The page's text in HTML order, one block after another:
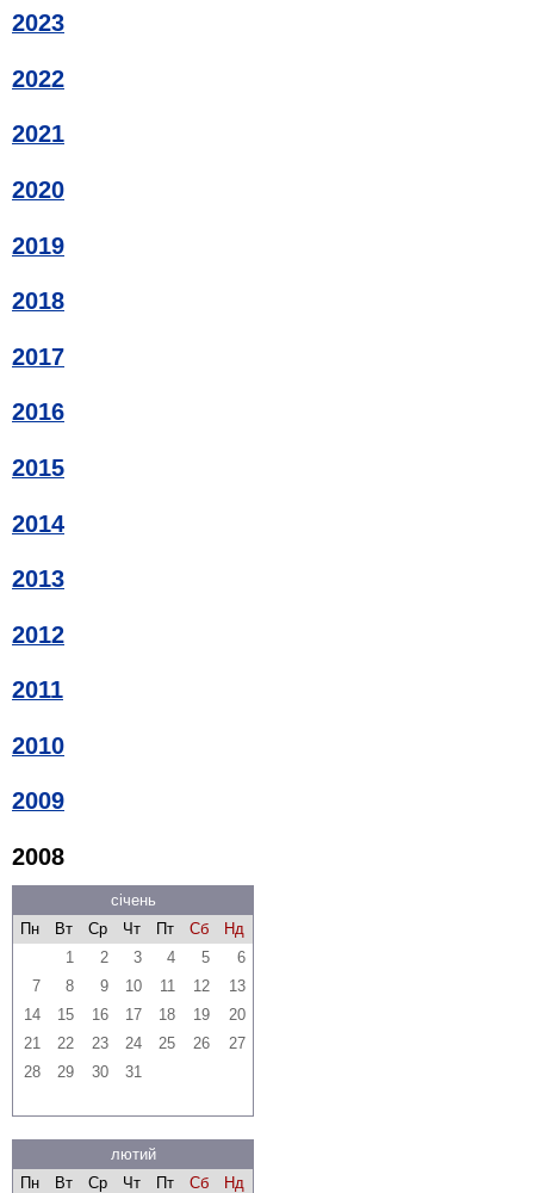
2023
2022
2021
2020
2019
2018
2017
2016
2015
2014
2013
2012
2011
2010
2009
2008
січень
Пн
Вт Ср Чт Пт Сб
Нд
1
2 3 4 5
6
7
8 9 10 11 12
13
14
15 16 17 18 19
20
21
22 23 24 25 26
27
28
29 30 31
лютий
Пн
Вт Ср Чт Пт Сб
Нд